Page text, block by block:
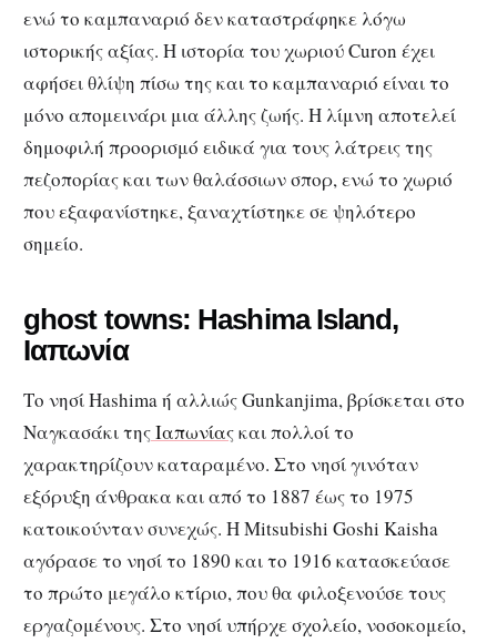
ενώ το καμπαναριό δεν καταστράφηκε λόγω
ιστορικής αξίας. Η ιστορία του χωριού Curon έχει
αφήσει θλίψη πίσω της και το καμπαναριό είναι το
μόνο απομεινάρι μια άλλης ζωής. Η λίμνη αποτελεί
δημοφιλή προορισμό ειδικά για τους λάτρεις της
πεζοπορίας και των θαλάσσιων σπορ, ενώ το χωριό
που εξαφανίστηκε, ξαναχτίστηκε σε ψηλότερο
σημείο.
ghost towns: Hashima Island,
Ιαπωνία
Το νησί Hashima ή αλλιώς Gunkanjima, βρίσκεται στο
Ναγκασάκι τηςΙαπωνίαςκαι πολλοί το
χαρακτηρίζουν καταραμένο. Στο νησί γινόταν
εξόρυξη άνθρακα και από το 1887 έως το 1975
κατοικούνταν συνεχώς. Η Mitsubishi Goshi Kaisha
αγόρασε το νησί το 1890 και το 1916 κατασκεύασε
το πρώτο μεγάλο κτίριο, που θα φιλοξενούσε τους
εργαζομένους. Στο νησί υπήρχε σχολείο, νοσοκομείο,